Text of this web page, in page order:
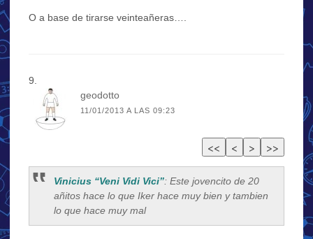
O a base de tirarse veinteañeras….
geodotto
11/01/2013 A LAS 09:23
Vinicius “Veni Vidi Vici”: Este jovencito de 20
añitos hace lo que Iker hace muy bien y tambien
lo que hace muy mal